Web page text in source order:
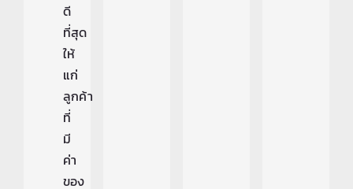
ดี
ที่สุด
ให้
แก่
ลูกค้า
ที่
มี
ค่า
ของ